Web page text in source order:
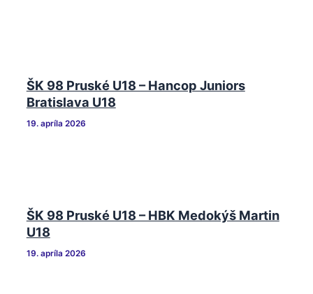
ŠK 98 Pruské U18 – Hancop Juniors
Bratislava U18
19. apríla 2026
ŠK 98 Pruské U18 – HBK Medokýš Martin
U18
19. apríla 2026